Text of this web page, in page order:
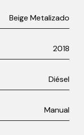
Beige Metalizado
2018
Diésel
Manual